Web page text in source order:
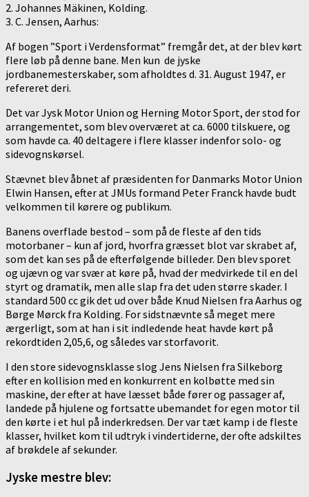
2. Johannes Mäkinen, Kolding.
3. C. Jensen, Aarhus:
Af bogen ”Sport i Verdensformat” fremgår det, at der blev kørt
flere løb på denne bane. Men kun de jyske
jordbanemesterskaber, som afholdtes d. 31. August 1947, er
refereret deri.
Det var Jysk Motor Union og Herning Motor Sport, der stod for
arrangementet, som blev overværet at ca. 6000 tilskuere, og
som havde ca. 40 deltagere i flere klasser indenfor solo- og
sidevognskørsel.
Stævnet blev åbnet af præsidenten for Danmarks Motor Union
Elwin Hansen, efter at JMUs formand Peter Franck havde budt
velkommen til kørere og publikum.
Banens overflade bestod – som på de fleste af den tids
motorbaner – kun af jord, hvorfra græsset blot var skrabet af,
som det kan ses på de efterfølgende billeder. Den blev sporet
og ujævn og var svær at køre på, hvad der medvirkede til en del
styrt og dramatik, men alle slap fra det uden større skader. I
standard 500 cc gik det ud over både Knud Nielsen fra Aarhus og
Børge Mørck fra Kolding. For sidstnævnte så meget mere
ærgerligt, som at han i sit indledende heat havde kørt på
rekordtiden 2,05,6, og således var storfavorit.
I den store sidevognsklasse slog Jens Nielsen fra Silkeborg
efter en kollision med en konkurrent en kolbøtte med sin
maskine, der efter at have læsset både fører og passager af,
landede på hjulene og fortsatte ubemandet for egen motor til
den kørte i et hul på inderkredsen. Der var tæt kamp i de fleste
klasser, hvilket kom til udtryk i vindertiderne, der ofte adskiltes
af brøkdele af sekunder.
Jyske mestre blev: